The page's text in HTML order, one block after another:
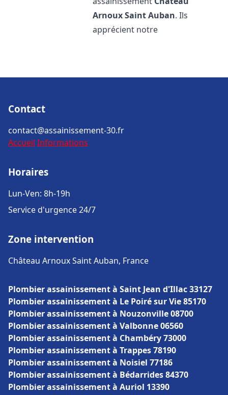
Arnoux Saint Auban. Ils
apprécient notre
Contact
contact@assainissement-30.fr
Accueil Informations
Horaires
Lun-Ven: 8h-19h
Service d'urgence 24/7
Zone intervention
Château Arnoux Saint Auban, France
Plombier assainissement à Saint Jean d'Illac 33127
Plombier assainissement à Le Poiré sur Vie 85170
Plombier assainissement à Nouzonville 08700
Plombier assainissement à Valbonne 06560
Plombier assainissement à Chambéry 73000
Plombier assainissement à Trappes 78190
Plombier assainissement à Noisiel 77186
Plombier assainissement à Bédarrides 84370
Plombier assainissement à Auriol 13390